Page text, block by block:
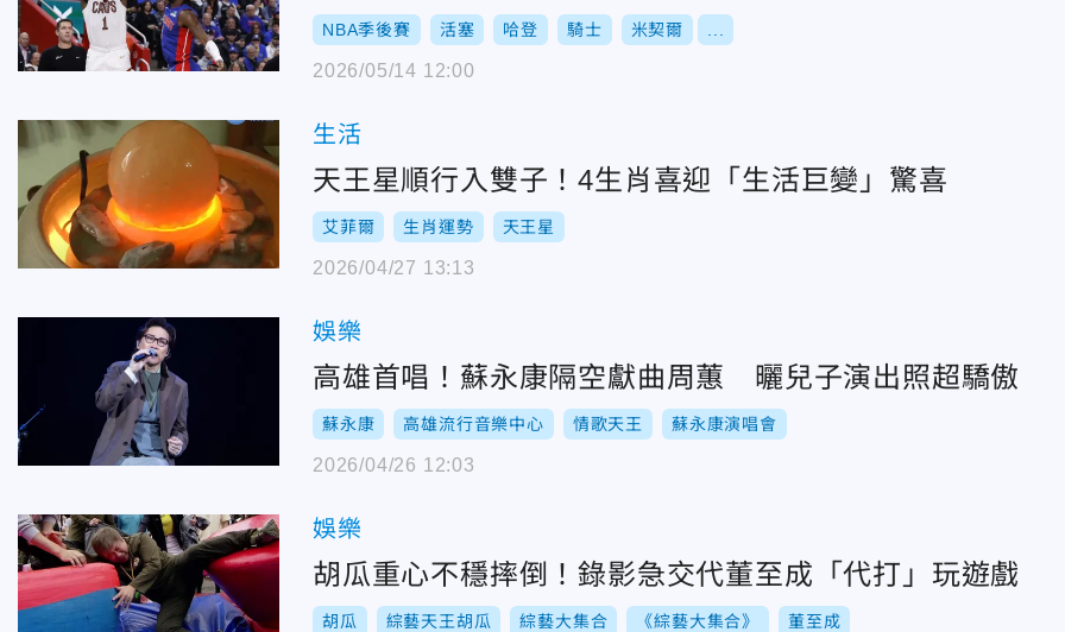
NBA季後賽 活塞 哈登 騎士 米契爾
2026/05/14 12:00
生活
天王星順行入雙子！4生肖喜迎「生活巨變」驚喜
艾菲爾 生肖運勢 天王星
2026/04/27 13:13
娛樂
高雄首唱！蘇永康隔空獻曲周蕙 曬兒子演出照超驕傲
蘇永康 高雄流行音樂中心 情歌天王 蘇永康演唱會
2026/04/26 12:03
娛樂
胡瓜重心不穩摔倒！錄影急交代董至成「代打」玩遊戲
胡瓜 綜藝天王胡瓜 綜藝大集合 《綜藝大集合》 董至成